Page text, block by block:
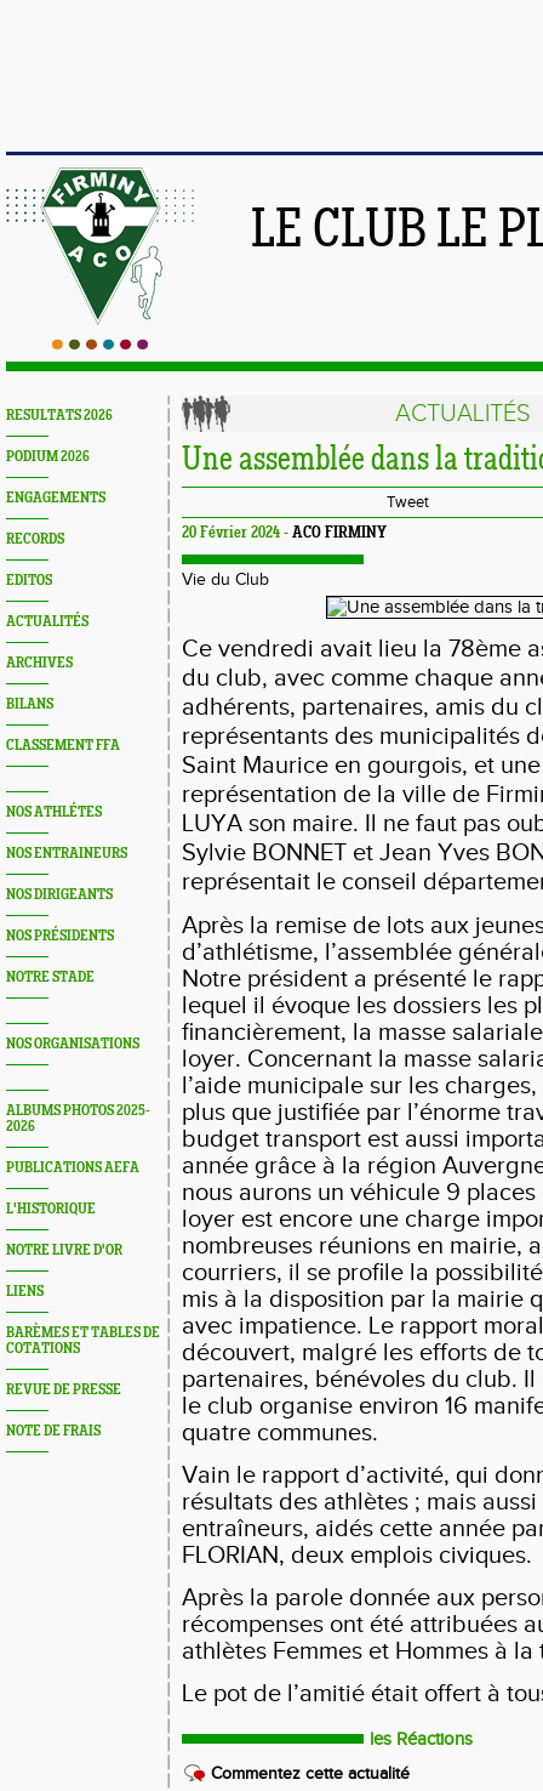
LE CLUB LE
RESULTATS 2026
PODIUM 2026
ENGAGEMENTS
RECORDS
EDITOS
ACTUALITÉS
ARCHIVES
BILANS
CLASSEMENT FFA
NOS ATHLÉTES
NOS ENTRAINEURS
NOS DIRIGEANTS
NOS PRÉSIDENTS
NOTRE STADE
NOS ORGANISATIONS
ALBUMS PHOTOS 2025-
2026
PUBLICATIONS AEFA
L'HISTORIQUE
NOTRE LIVRE D'OR
LIENS
BARÈMES ET TABLES DE
COTATIONS
REVUE DE PRESSE
NOTE DE FRAIS
ACTUALITÉS
Une assemblée dans la
Tweet
20 Février 2024 - ACO FIRMINY
Vie du Club
Ce vendredi avait lieu la 78ème
du club, avec comme chaque
adhérents, partenaires, amis du
représentants des municipalités
Saint Maurice en gourgois, et
représentation de la ville de
LUYA son maire. Il ne faut pas
Sylvie BONNET et Jean Yves
représentait le conseil
Après la remise de lots aux
d’athlétisme, l’assemblée
Notre président a présenté le
lequel il évoque les dossiers les
financièrement, la masse
loyer. Concernant la masse
l’aide municipale sur les
plus que justifiée par l’énorme
budget transport est aussi
année grâce à la région
nous aurons un véhicule 9
loyer est encore une charge
nombreuses réunions en mairie,
courriers, il se profile la
mis à la disposition par la mairie
avec impatience. Le rapport
découvert, malgré les efforts de
partenaires, bénévoles du club.
le club organise environ 16
quatre communes.
Vain le rapport d’activité, qui
résultats des athlètes ; mais
entraîneurs, aidés cette année
FLORIAN, deux emplois civiques.
Après la parole donnée aux
récompenses ont été attribuées
athlètes Femmes et Hommes à
Le pot de l’amitié était offert à
les Réactions
Commentez cette actualité